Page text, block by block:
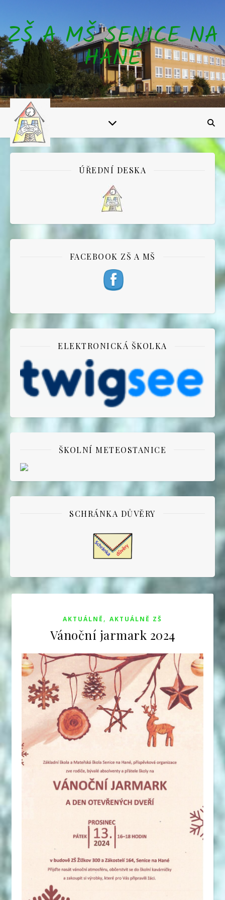
ZŠ A MŠ SENICE NA
HANÉ
ÚŘEDNÍ DESKA
FACEBOOK ZŠ A MŠ
ELEKTRONICKÁ ŠKOLKA
ŠKOLNÍ METEOSTANICE
SCHRÁNKA DŮVĚRY
AKTUÁLNĚ , AKTUÁLNĚ ZŠ
Vánoční jarmark 2024